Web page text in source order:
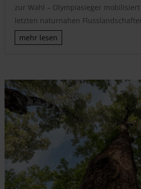
zur Wahl – Olympiasieger
letzten naturnahen
mehr lesen